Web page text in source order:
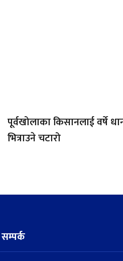
पूर्वखोलाका किसानलाई वर्षे
भित्राउने चटारो
सम्पर्क